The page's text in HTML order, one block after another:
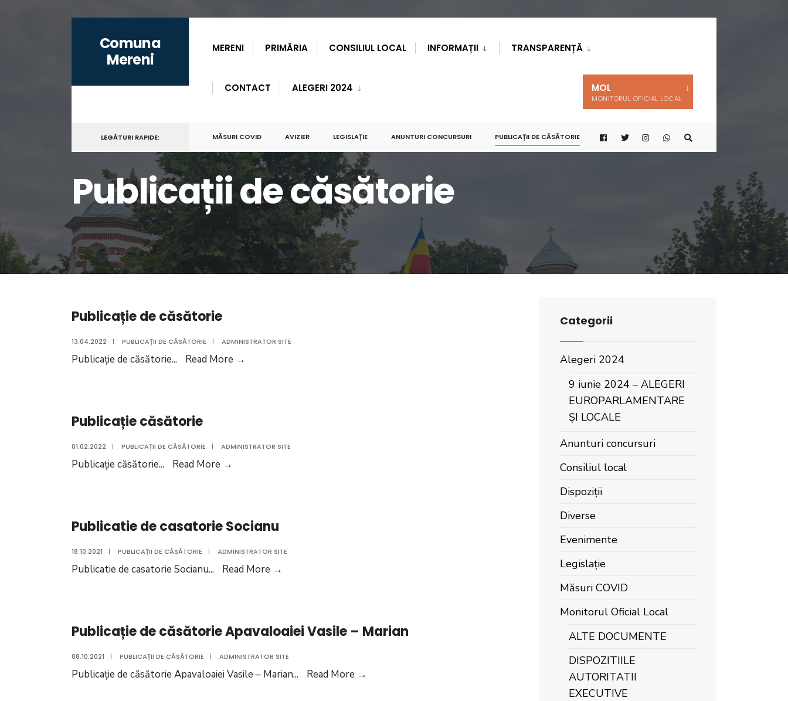
content
Comuna
Mereni
MERENI PRIMĂRIA CONSILIUL LOCAL INFORMAȚII TRANSPARENȚĂ
MOL
MONITORUL OFICIAL LOCAL
CONTACT ALEGERI 2024
LEGĂTURI RAPIDE: MĂSURI COVID AVIZIER LEGISLAȚIE ANUNTURI CONCURSURI PUBLICAȚII DE CĂSĂTORIE
Publicații de căsătorie
Publicație de căsătorie
13.04.2022 | PUBLICAȚII DE CĂSĂTORIE | ADMINISTRATOR SITE
Publicație de căsătorie... Read More →
Publicație căsătorie
01.02.2022 | PUBLICAȚII DE CĂSĂTORIE | ADMINISTRATOR SITE
Publicație căsătorie... Read More →
Publicatie de casatorie Socianu
18.10.2021 | PUBLICAȚII DE CĂSĂTORIE | ADMINISTRATOR SITE
Publicatie de casatorie Socianu... Read More →
Publicație de căsătorie Apavaloaiei Vasile – Marian
08.10.2021 | PUBLICAȚII DE CĂSĂTORIE | ADMINISTRATOR SITE
Publicație de căsătorie Apavaloaiei Vasile – Marian... Read More →
Categorii
Alegeri 2024
9 iunie 2024 – ALEGERI
EUROPARLAMENTARE
ȘI LOCALE
Anunturi concursuri
Consiliul local
Dispoziții
Diverse
Evenimente
Legislație
Măsuri COVID
Monitorul Oficial Local
ALTE DOCUMENTE
DISPOZITIILE
AUTORITATII
EXECUTIVE